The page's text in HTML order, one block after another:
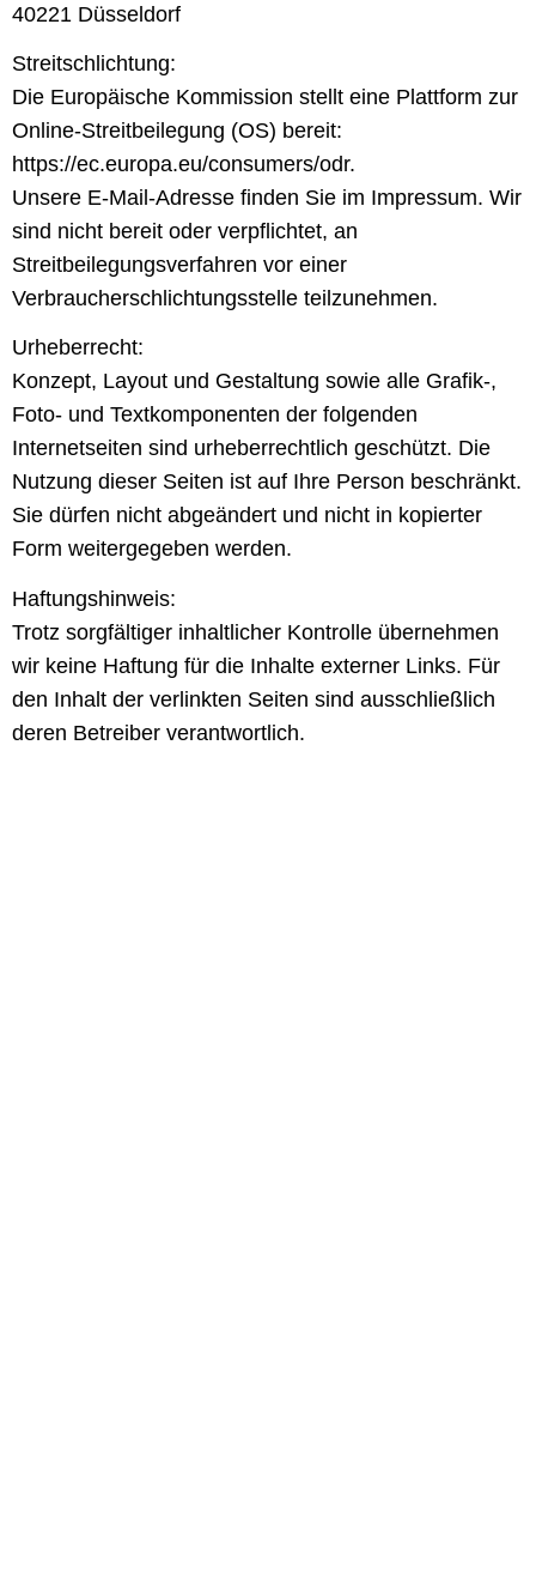
40221 Düsseldorf
Streitschlichtung:
Die Europäische Kommission stellt eine Plattform zur
Online-Streitbeilegung (OS) bereit:
https://ec.europa.eu/consumers/odr.
Unsere E-Mail-Adresse finden Sie im Impressum. Wir
sind nicht bereit oder verpflichtet, an
Streitbeilegungsverfahren vor einer
Verbraucherschlichtungsstelle teilzunehmen.
Urheberrecht:
Konzept, Layout und Gestaltung sowie alle Grafik-,
Foto- und Textkomponenten der folgenden
Internetseiten sind urheberrechtlich geschützt. Die
Nutzung dieser Seiten ist auf Ihre Person beschränkt.
Sie dürfen nicht abgeändert und nicht in kopierter
Form weitergegeben werden.
Haftungshinweis:
Trotz sorgfältiger inhaltlicher Kontrolle übernehmen
wir keine Haftung für die Inhalte externer Links. Für
den Inhalt der verlinkten Seiten sind ausschließlich
deren Betreiber verantwortlich.